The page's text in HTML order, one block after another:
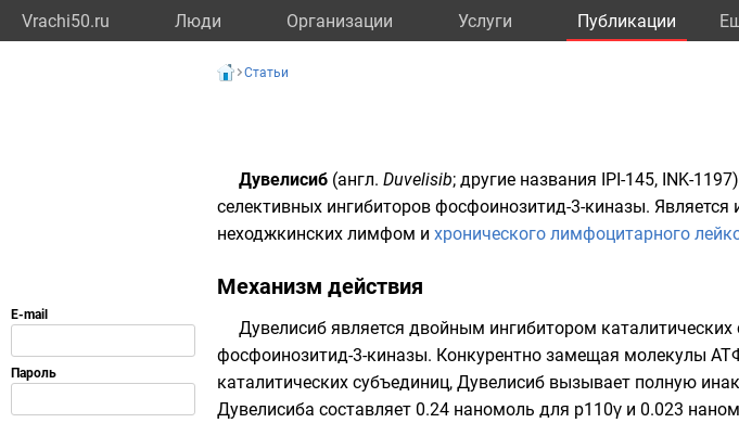
Vrachi50.ru Люди Организации Услуги Публикации
Статьи
Дувелисиб (англ. Duvelisib; другие названия IPI-145, INK-
селективных ингибиторов фосфоинозитид-3-киназы. Является
неходжкинских лимфом и хронического лимфоцитарного
Механизм действия
Дувелисиб является двойным ингибитором
фосфоинозитид-3-киназы. Конкурентно замещая молекулы
каталитических субъединиц, Дувелисиб вызывает полную
Дувелисиба составляет 0.24 наномоль для p110γ и 0.023 нано